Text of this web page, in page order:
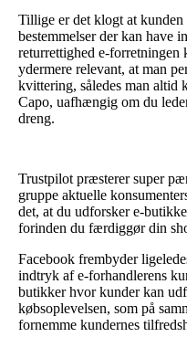
Tillige er det klogt at kunden
bestemmelser der kan have
returrettighed e-forretningen
ydermere relevant, at man
kvittering, således man altid
Capo, uafhængig om du
dreng.
Trustpilot præsterer super
gruppe aktuelle
det, at du udforsker e-
forinden du færdiggør din
Facebook frembyder
indtryk af e-forhandlerens
butikker hvor kunder kan
købsoplevelsen, som på
fornemme kundernes